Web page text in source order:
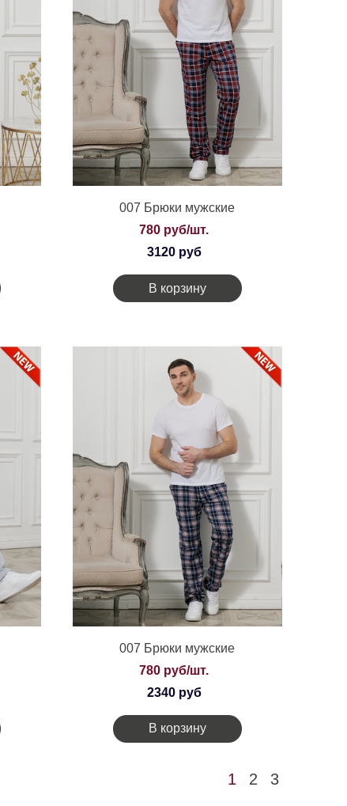
007 Брюки мужские
780 руб/шт.
3120 руб
В корзину
007 Брюки мужские
780 руб/шт.
2340 руб
В корзину
1 2 3